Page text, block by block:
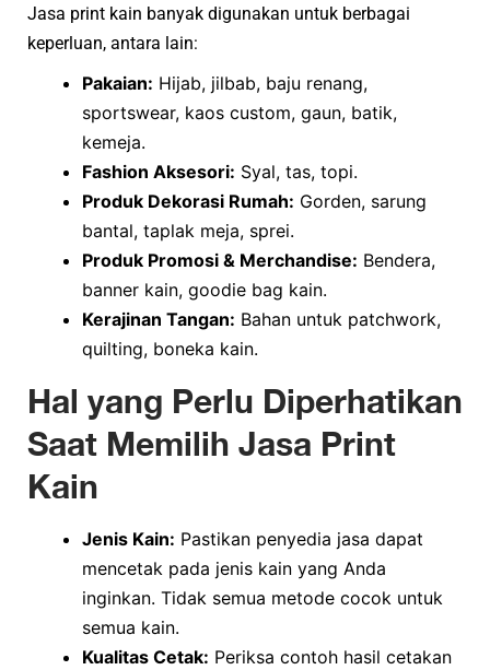
Jasa print kain banyak digunakan untuk berbagai
keperluan, antara lain:
Pakaian: Hijab, jilbab, baju renang,
sportswear, kaos custom, gaun, batik,
kemeja.
Fashion Aksesori: Syal, tas, topi.
Produk Dekorasi Rumah: Gorden, sarung
bantal, taplak meja, sprei.
Produk Promosi & Merchandise: Bendera,
banner kain, goodie bag kain.
Kerajinan Tangan: Bahan untuk patchwork,
quilting, boneka kain.
Hal yang Perlu Diperhatikan
Saat Memilih Jasa Print
Kain
Jenis Kain: Pastikan penyedia jasa dapat
mencetak pada jenis kain yang Anda
inginkan. Tidak semua metode cocok untuk
semua kain.
Kualitas Cetak: Periksa contoh hasil cetakan